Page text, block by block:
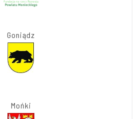
Goniądz
Mońki